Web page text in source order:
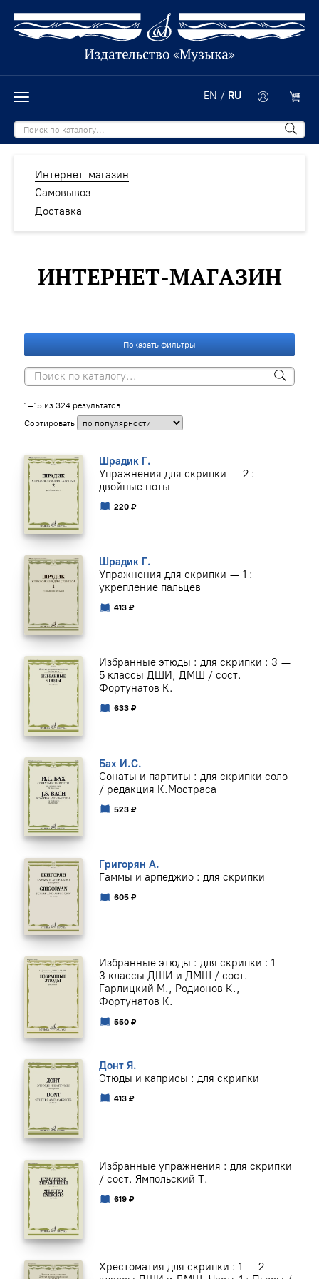
EN / RU
Интернет-магазин
Самовывоз
Доставка
ИНТЕРНЕТ-МАГАЗИН
Показать фильтры
1–15 из 324 результатов
Сортировать
Шрадик Г.
Упражнения для скрипки — 2 :
двойные ноты
220 ₽
Шрадик Г.
Упражнения для скрипки — 1 :
укрепление пальцев
413 ₽
Избранные этюды : для скрипки : 3 —
5 классы ДШИ, ДМШ / сост.
Фортунатов К.
633 ₽
Бах И.С.
Сонаты и партиты : для скрипки соло
/ редакция К.Мостраса
523 ₽
Григорян А.
Гаммы и арпеджио : для скрипки
605 ₽
Избранные этюды : для скрипки : 1 —
3 классы ДШИ и ДМШ / сост.
Гарлицкий М., Родионов К.,
Фортунатов К.
550 ₽
Донт Я.
Этюды и каприсы : для скрипки
413 ₽
Избранные упражнения : для скрипки
/ сост. Ямпольский Т.
619 ₽
Хрестоматия для скрипки : 1 — 2